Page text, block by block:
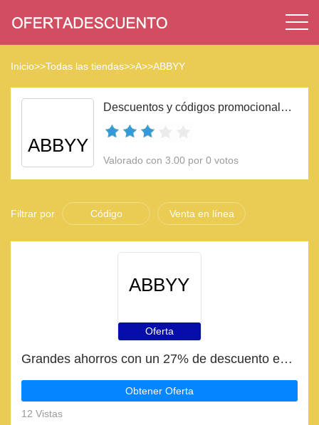
Inicio>>Todas las tiendas>>A>>ABBYY
ABBYY
Descuentos y códigos promocionales ABBYY 2023
Valorado con 3.00 por 0 votos
Filtrar por Código Venta en línea
ABBYY
Oferta
Grandes ahorros con un 27% de descuento en las últimas ofertas
Obtener Oferta
12 Vistas